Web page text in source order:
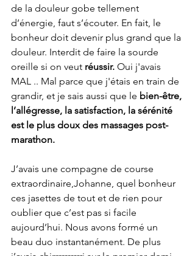
de la douleur gobe tellement
d’énergie, faut s’écouter. En fait, le
bonheur doit devenir plus grand que la
douleur. Interdit de faire la sourde
oreille si on veut réussir. Oui j'avais
MAL .. Mal parce que j'étais en train de
grandir, et je sais aussi que le bien-être,
l’allégresse, la satisfaction, la sérénité
est le plus doux des massages post-
marathon.
J’avais une compagne de course
extraordinaire,Johanne, quel bonheur
ces jasettes de tout et de rien pour
oublier que c’est pas si facile
aujourd’hui. Nous avons formé un
beau duo instantanément. De plus